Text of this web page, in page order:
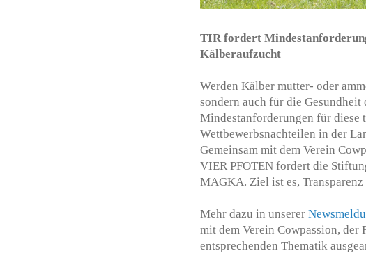
TIR fordert
Kälberaufzucht
Werden Kälber mutter- oder
sondern auch für die
Mindestanforderungen für
Wettbewerbsnachteilen in der
Gemeinsam mit dem Verein
VIER PFOTEN fordert die
MAGKA. Ziel ist es,
Mehr dazu in unserer
mit dem Verein Cowpassion,
entsprechenden Thematik